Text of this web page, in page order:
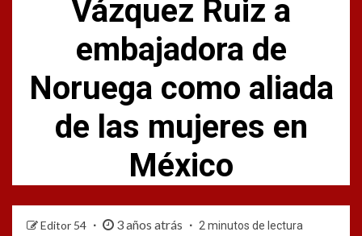
Vázquez Ruiz a
embajadora de
Noruega como aliada
de las mujeres en
México
Editor 54 3 años atrás 2 minutos de lectura